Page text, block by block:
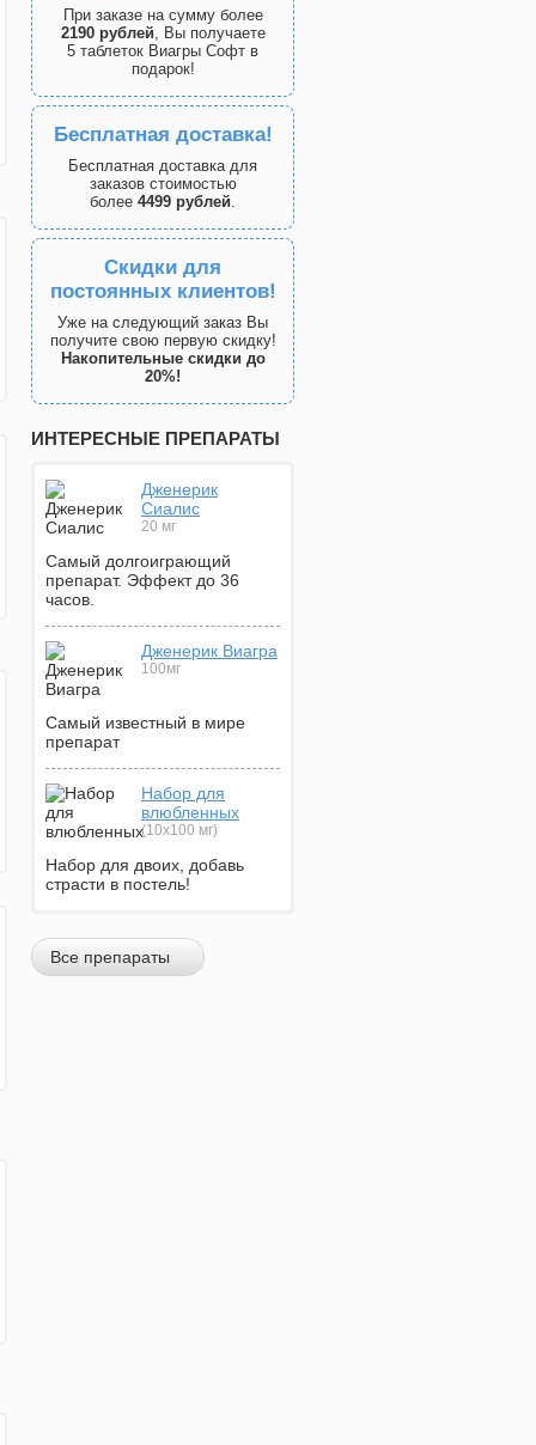
При заказе на сумму более
2190 рублей, Вы получаете
5 таблеток Виагры Софт в
подарок!
Бесплатная доставка!
Бесплатная доставка для
заказов стоимостью
более 4499 рублей.
Скидки для
постоянных клиентов!
Уже на следующий заказ Вы
получите свою первую скидку!
Накопительные скидки до
20%!
ИНТЕРЕСНЫЕ ПРЕПАРАТЫ
Дженерик
Сиалис
20 мг
Самый долгоиграющий
препарат. Эффект до 36
часов.
Дженерик Виагра
100мг
Самый известный в мире
препарат
Набор для
влюбленных
(10х100 мг)
Набор для двоих, добавь
страсти в постель!
Все препараты